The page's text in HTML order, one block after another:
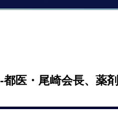
医・尾崎会長、薬